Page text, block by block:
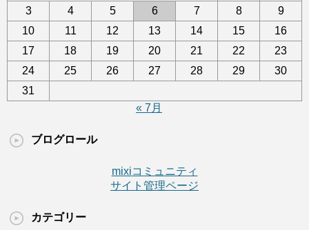
3
4 5 6 7 8
9
10
11 12 13 14 15
16
17
18 19 20 21 22
23
24
25 26 27 28 29
30
31
« 7月
ブログロール
mixiコミュニティ
サイト管理ページ
カテゴリー